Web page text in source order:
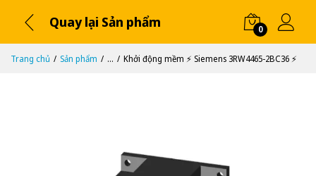
Quay lại Sản phẩm 0
Trang chủ Sản phẩm ... Khởi động mềm ⚡️ Siemens 3RW4465-2BC36 ⚡️